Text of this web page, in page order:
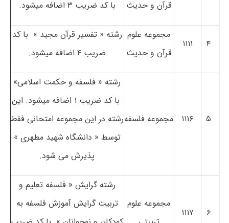
قرآن و حدیث با کد ضریب ۳ اضافه می­شود.
۱۱۱۱
مجموعه علوم
قرآن و حدیث
رشته « تفسیر قرآن مجید » با کد
ضریب ۴ اضافه می­شود.
۱۱۱۶ مجموعه فلسفه
رشته « فلسفه و حکمت اسلامی»
با کد ضریب ۱ اضافه می­شود. این
رشته در این مجموعه امتحانی فقط
توسط « دانشگاه شهید مطهری »
پذیرش می شود.
۱۱۱۷
مجموعه علوم
رشته­ گرایش « فلسفه تعلیم و
تربیت گرایش آموزش فلسفه به